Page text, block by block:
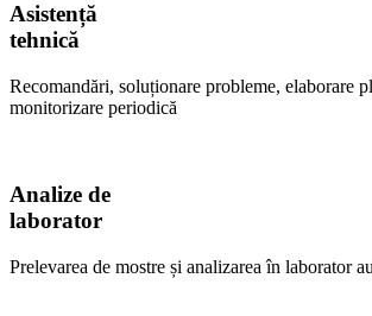
Asistență
tehnică
Recomandări, soluționare probleme, elaborare
monitorizare periodică
Analize de
laborator
Prelevarea de mostre și analizarea în laborator